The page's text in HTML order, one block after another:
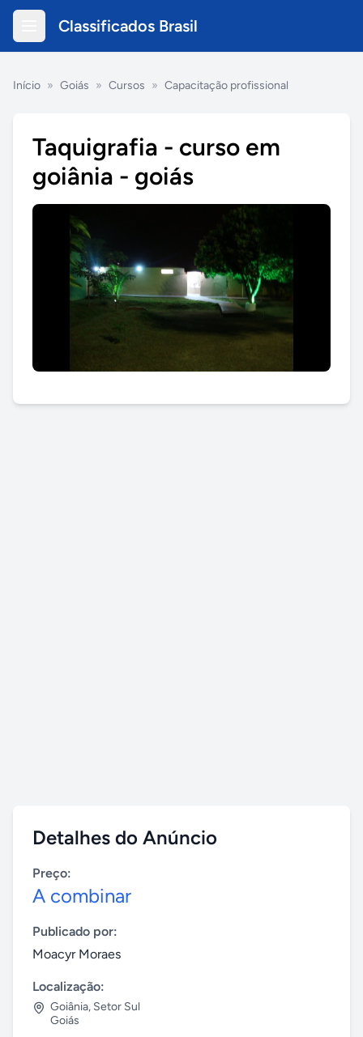
Classificados Brasil
Início » Goiás » Cursos » Capacitação profissional
Taquigrafia - curso em
goiânia - goiás
Detalhes do Anúncio
Preço:
A combinar
Publicado por:
Moacyr Moraes
Localização:
Goiânia, Setor Sul
Goiás